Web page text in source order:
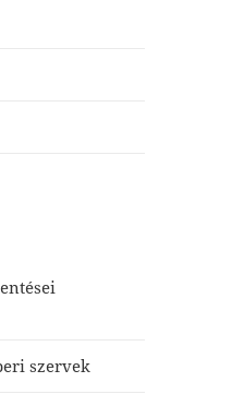
szervek